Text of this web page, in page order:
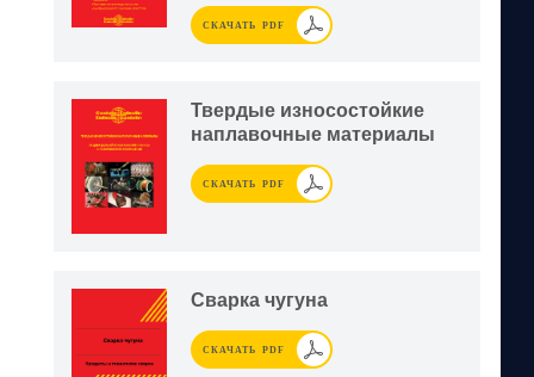
СКАЧАТЬ PDF
Твердые износостойкие
наплавочные материалы
СКАЧАТЬ PDF
Сварка чугуна
СКАЧАТЬ PDF